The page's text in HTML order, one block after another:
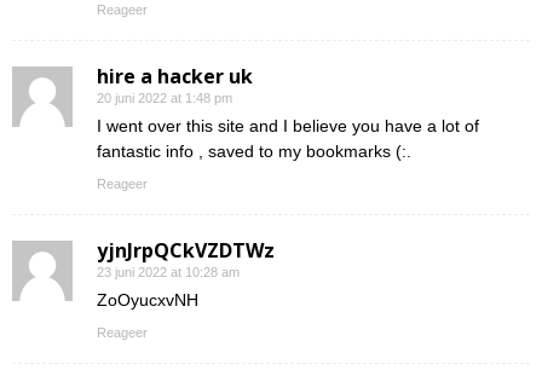
Reageer
hire a hacker uk
20 juni 2022 at 1:48 pm
I went over this site and I believe you have a lot of
fantastic info , saved to my bookmarks (:.
Reageer
yjnJrpQCkVZDTWz
23 juni 2022 at 10:28 am
ZoOyucxvNH
Reageer